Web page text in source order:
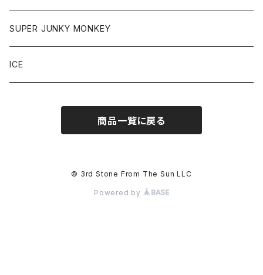
SUPER JUNKY MONKEY
ICE
商品一覧に戻る
© 3rd Stone From The Sun LLC
Powered by